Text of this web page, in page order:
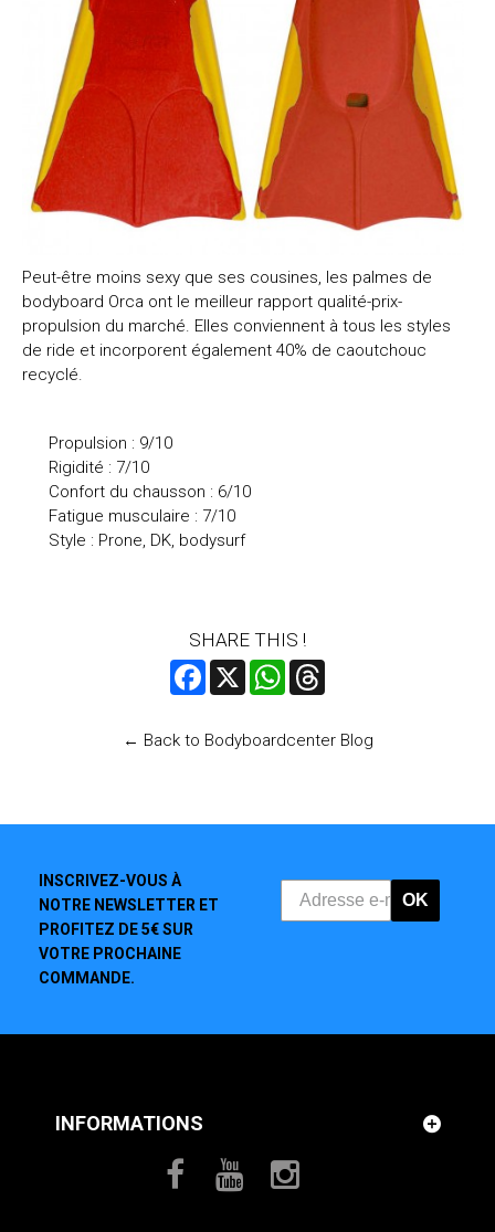
Peut-être moins sexy que ses cousines, les palmes de
bodyboard Orca ont le meilleur rapport qualité-prix-
propulsion du marché. Elles conviennent à tous les styles
de ride et incorporent également 40% de caoutchouc
recyclé.
Propulsion : 9/10
Rigidité : 7/10
Confort du chausson : 6/10
Fatigue musculaire : 7/10
Style : Prone, DK, bodysurf
SHARE THIS !
Facebook
X WhatsApp
← Back to Bodyboardcenter Blog
INSCRIVEZ-VOUS À
NOTRE NEWSLETTER ET
PROFITEZ DE 5€ SUR
VOTRE PROCHAINE
COMMANDE.
OK
INFORMATIONS